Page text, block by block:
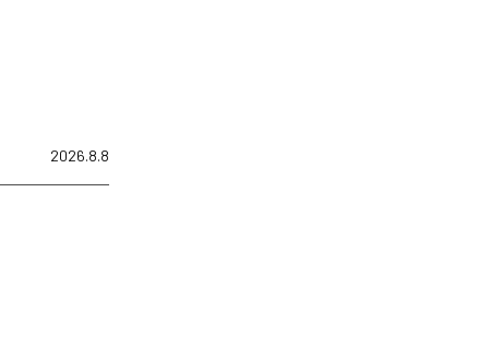
2026.8.8